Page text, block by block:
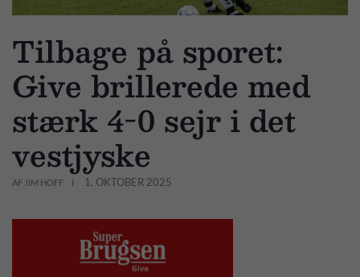
Tilbage på sporet:
Give brillerede med
stærk 4-0 sejr i det
vestjyske
AF JIM HOFF 1. OKTOBER 2025